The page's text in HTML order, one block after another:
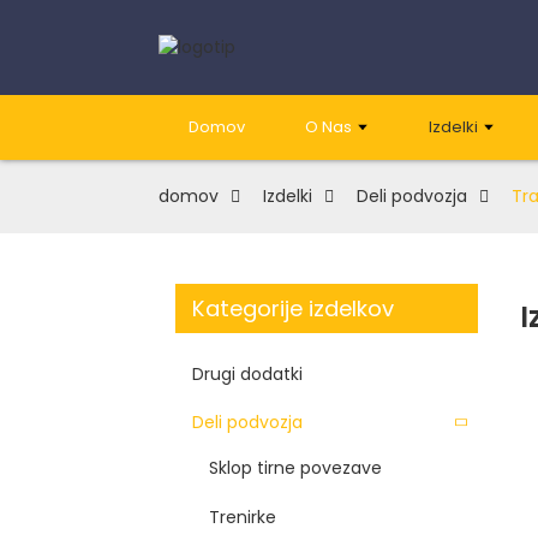
Domov O Nas Izdelki
domov Izdelki Deli podvozja
Kategorije izdelkov
Drugi dodatki
Deli podvozja
Sklop tirne povezave
Trenirke